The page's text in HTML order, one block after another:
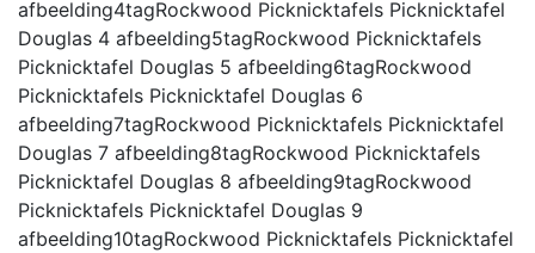
afbeelding4tagRockwood Picknicktafels Picknicktafel
Douglas 4 afbeelding5tagRockwood Picknicktafels
Picknicktafel Douglas 5 afbeelding6tagRockwood
Picknicktafels Picknicktafel Douglas 6
afbeelding7tagRockwood Picknicktafels Picknicktafel
Douglas 7 afbeelding8tagRockwood Picknicktafels
Picknicktafel Douglas 8 afbeelding9tagRockwood
Picknicktafels Picknicktafel Douglas 9
afbeelding10tagRockwood Picknicktafels Picknicktafel